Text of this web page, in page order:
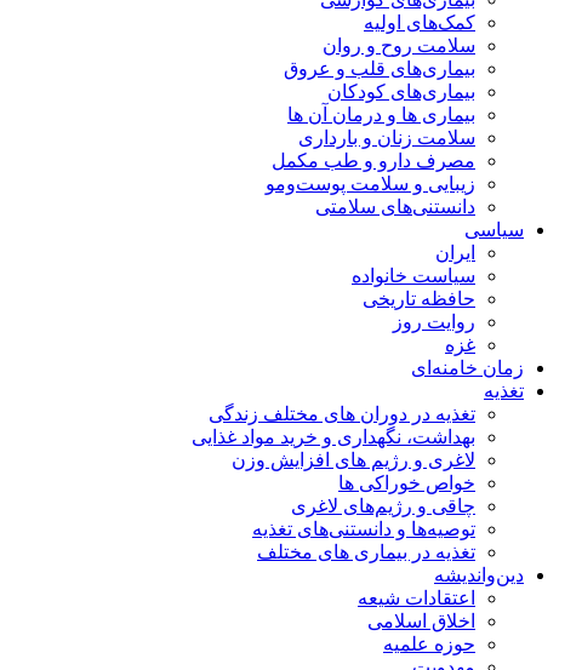
کمک‌های اولیه
سلامت روح و روان
بیماری‌های قلب و عروق
بیماری‌های کودکان
بیماری ها و درمان آن ها
سلامت زنان و بارداری
مصرف دارو و طب مکمل
زیبایی و سلامت پوست‌ومو
دانستنی‌های سلامتی
سیاسی
ایران
سیاست خانواده
حافظه تاریخی
روایت روز
غزه
زمان خامنه‌ای
تغذیه
تغذیه در دوران های مختلف زندگی
بهداشت، نگهداری و خرید مواد غذایی
لاغری و رژیم های افزایش وزن
خواص خوراكی ها
چاقی و رژیم‌های لاغری
توصیه‌ها و دانستنی‌های تغذیه
تغذیه در بیماری های مختلف
دین‌واندیشه
اعتقادات شیعه
اخلاق اسلامی
حوزه علمیه